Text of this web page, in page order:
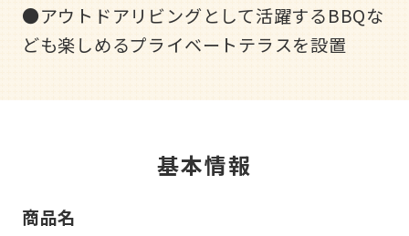
●アウトドアリビングとして活躍するBBQな
ども楽しめるプライベートテラスを設置
基本情報
商品名